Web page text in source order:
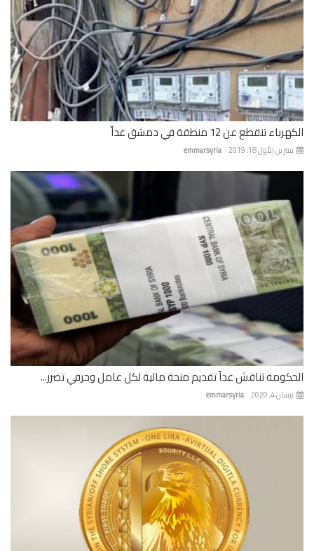
تنقطع عن 12 منطقة في دمشق غداً
emmarsyria الأول 18, 2019
تناقش غداً تقديم منحة مالية لكل عامل وحرفي تضرر...
emmarsyria 4, 2020